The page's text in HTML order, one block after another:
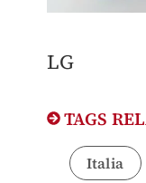
LG
TAGS
Italia